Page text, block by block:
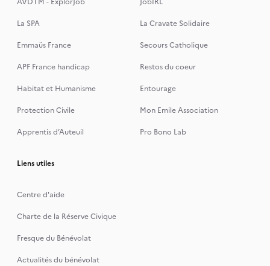
La SPA
La Cravate Solidaire
Emmaüs France
Secours Catholique
APF France handicap
Restos du coeur
Habitat et Humanisme
Entourage
Protection Civile
Mon Emile Association
Apprentis d’Auteuil
Pro Bono Lab
Liens utiles
Centre d'aide
Charte de la Réserve Civique
Fresque du Bénévolat
Actualités du bénévolat